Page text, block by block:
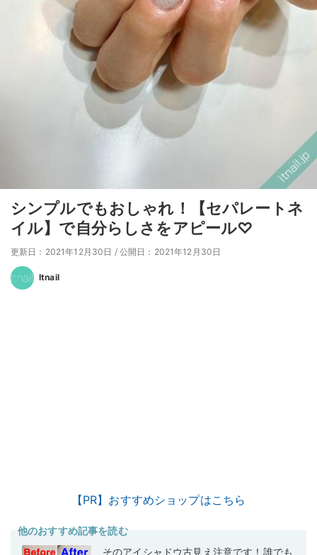
シンプルでもおしゃれ！【セパレートネ
イル】で自分らしさをアピール♡
更新日：2021年12月30日 / 公開日：2021年12月30日
Itnail
【PR】おすすめショップはこちら
他のおすすめ記事を読む
そのアイシャドウ古見え注意です！誰でも